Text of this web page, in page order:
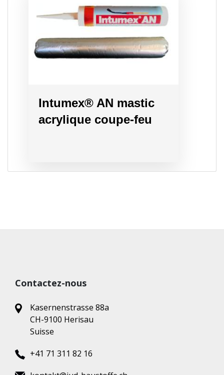
Intumex® AN mastic
acrylique coupe-feu
Contactez-nous
Kasernenstrasse 88a
CH-9100 Herisau
Suisse
+41 71 311 82 16